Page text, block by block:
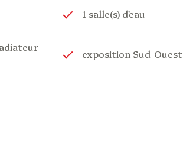
1 salle(s) d'eau
exposition Sud-Ouest